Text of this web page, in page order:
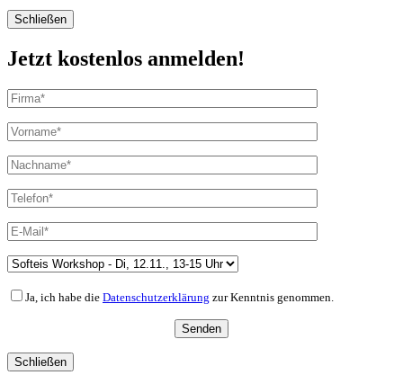
Schließen
Jetzt kostenlos anmelden!
Ja, ich habe die Datenschutzerklärung zur Kenntnis genommen.
Schließen